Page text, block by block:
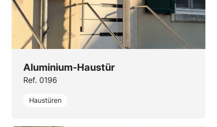
Aluminium-Haustür
Ref. 0196
Haustüren